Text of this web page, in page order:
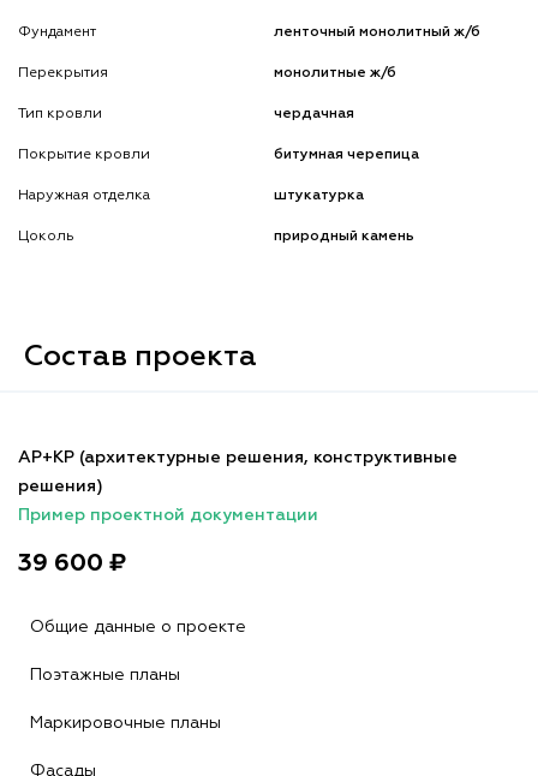
Фундамент ленточный монолитный ж/б
Перекрытия монолитные ж/б
Тип кровли чердачная
Покрытие кровли битумная черепица
Наружная отделка штукатурка
Цоколь природный камень
Состав проекта
АР+КР (архитектурные решения, конструктивные
решения)
Пример проектной документации
39 600 ₽
Общие данные о проекте
Поэтажные планы
Маркировочные планы
Фасады